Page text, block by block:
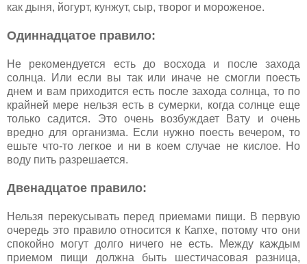
как дыня, йогурт, кунжут, сыр, творог и мороженое.
Одиннадцатое правило:
Не рекомендуется есть до восхода и после захода
солнца. Или если вы так или иначе не смогли поесть
днем и вам приходится есть после захода солнца, то по
крайней мере нельзя есть в сумерки, когда солнце еще
только садится. Это очень возбуждает Вату и очень
вредно для организма. Если нужно поесть вечером, то
ешьте что-то легкое и ни в коем случае не кислое. Но
воду пить разрешается.
Двенадцатое правило:
Нельзя перекусывать перед приемами пищи. В первую
очередь это правило относится к Капхе, потому что они
спокойно могут долго ничего не есть. Между каждым
приемом пищи должна быть шестичасовая разница,